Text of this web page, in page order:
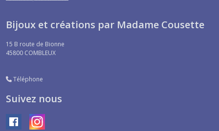
Bijoux et créations par Madame Cousette
15 B route de Bionne
45800 COMBLEUX
Téléphone
Suivez nous